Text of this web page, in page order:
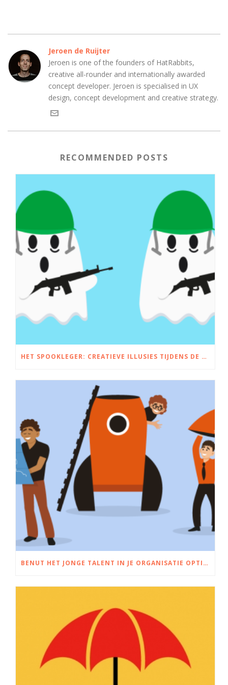
Jeroen de Ruijter
Jeroen is one of the founders of HatRabbits,
creative all-rounder and internationally awarded
concept developer. Jeroen is specialised in UX
design, concept development and creative strategy.
RECOMMENDED POSTS
HET SPOOKLEGER: CREATIEVE ILLUSIES TIJDENS DE TWEEDE WERELDOORLOG
BENUT HET JONGE TALENT IN JE ORGANISATIE OPTIMAAL – HOE TRAINEES ZORGEN VOOR INNOVATIE